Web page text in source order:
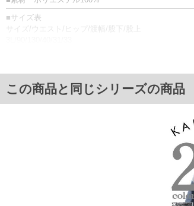
■サイズ表
サイズ/ウエスト/ヒップ/渡幅/股下/股上
6L/120/160/49/34/36
単位はcm
下着(肌着)やワイシャツは商品の性質上、返品交換不可とさせ
備考欄に股下●cmとご記入下さい。（裾上げ無料対象商品は1
尚、裾上げした商品は返品・交換不可となりますので、予めご
一部、お直しに対応出来ない商品がございます。(例：裾にフ
※商品によって若干のサイズの誤差がございます。また、お
この商品と同じシリーズの商品